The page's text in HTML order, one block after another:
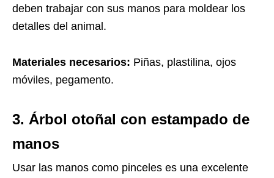
deben trabajar con sus manos para moldear los
detalles del animal.
Materiales necesarios: Piñas, plastilina, ojos
móviles, pegamento.
3. Árbol otoñal con estampado de
manos
Usar las manos como pinceles es una excelente